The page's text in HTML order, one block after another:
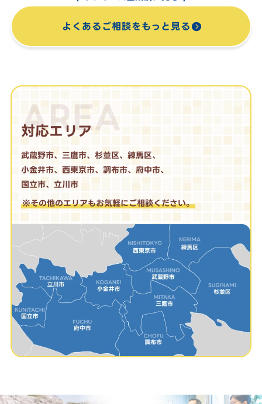
よくあるご相談をもっと見る
AREA
対応エリア
武蔵野市、三鷹市、杉並区、練馬区、
小金井市、西東京市、調布市、府中市、
国立市、立川市
※その他のエリアもお気軽にご相談ください。